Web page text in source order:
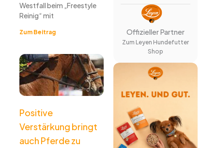
Westfall beim „Freestyle
Reinig“ mit
Zum Beitrag
Positive
Verstärkung bringt
auch Pferde zu
Offizieller Partner
Zum Leyen Hundefutter
Shop